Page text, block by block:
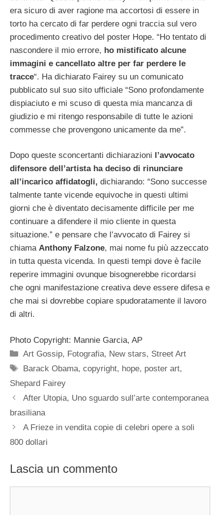
era sicuro di aver ragione ma accortosi di essere in
torto ha cercato di far perdere ogni traccia sul vero
procedimento creativo del poster Hope. “Ho tentato di
nascondere il mio errore, ho mistificato alcune
immagini e cancellato altre per far perdere le
tracce“. Ha dichiarato Fairey su un comunicato
pubblicato sul suo sito ufficiale “Sono profondamente
dispiaciuto e mi scuso di questa mia mancanza di
giudizio e mi ritengo responsabile di tutte le azioni
commesse che provengono unicamente da me”.
Dopo queste sconcertanti dichiarazioni l’avvocato
difensore dell’artista ha deciso di rinunciare
all’incarico affidatogli, dichiarando: “Sono successe
talmente tante vicende equivoche in questi ultimi
giorni che è diventato decisamente difficile per me
continuare a difendere il mio cliente in questa
situazione.” e pensare che l’avvocato di Fairey si
chiama Anthony Falzone, mai nome fu più azzeccato
in tutta questa vicenda. In questi tempi dove è facile
reperire immagini ovunque bisognerebbe ricordarsi
che ogni manifestazione creativa deve essere difesa e
che mai si dovrebbe copiare spudoratamente il lavoro
di altri.
Photo Copyright: Mannie Garcia, AP
Categorie
Art Gossip, Fotografia, New stars, Street Art
Tag
Barack Obama,copyright, hope, poster art,
Shepard Fairey
After Utopia, Uno sguardo sull’arte contemporanea
brasiliana
A Frieze in vendita copie di celebri opere a soli
800 dollari
Lascia un commento